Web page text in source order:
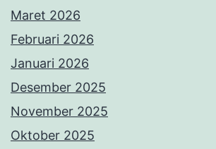
Maret 2026
Februari 2026
Januari 2026
Desember 2025
November 2025
Oktober 2025